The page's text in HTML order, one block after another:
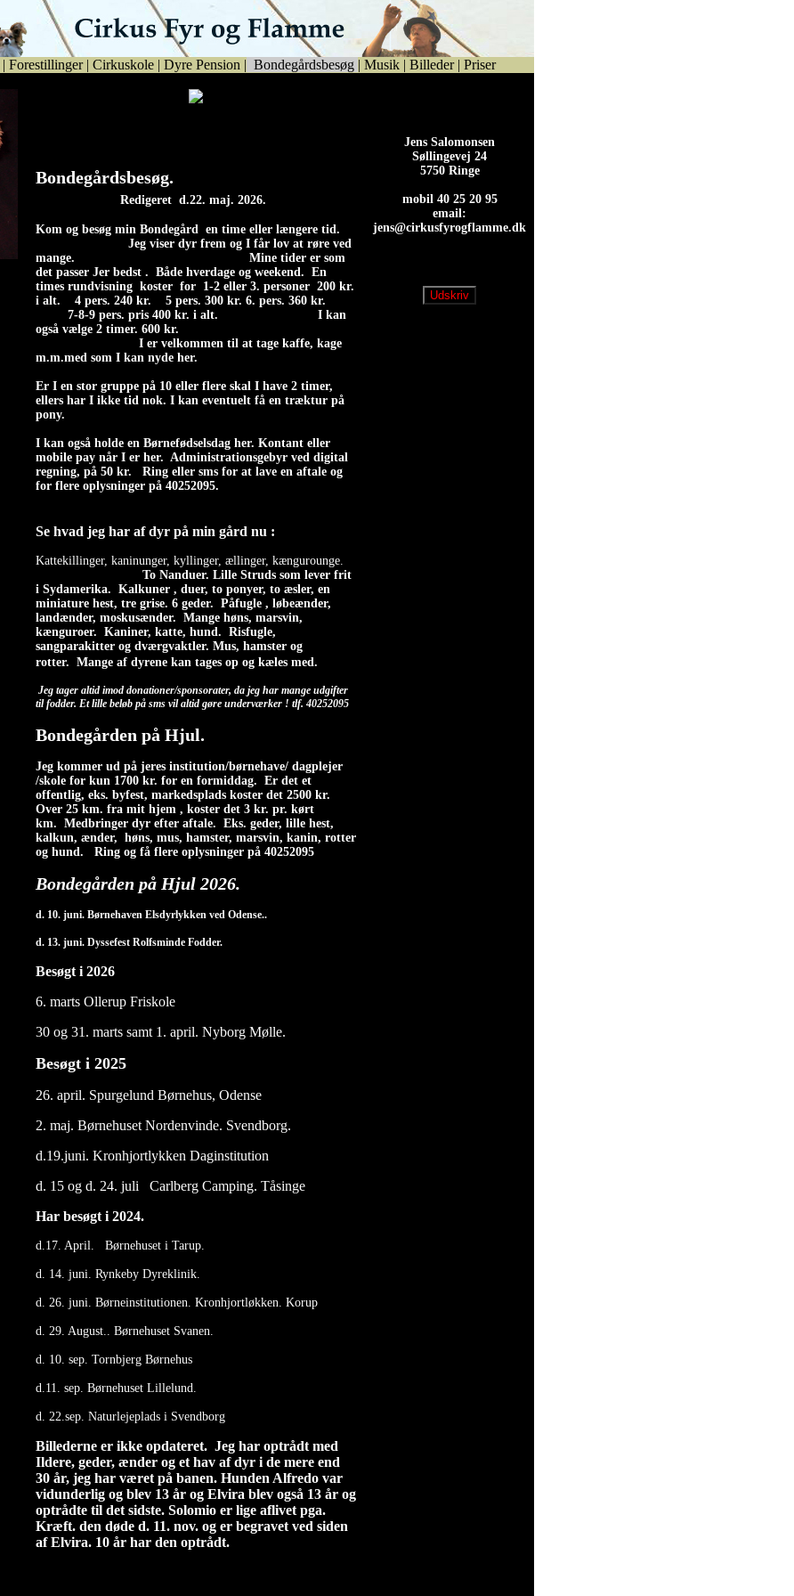
| Forestillinger | Cirkuskole | Dyre Pension | Bondegårdsbesøg | Musik | Billeder | Priser
Bondegårdsbesøg.
Redigeret d.22. maj. 2026.
Kom og besøg min Bondegård en time eller længere tid.
Jeg viser dyr frem og I får lov at røre ved
mange. Mine tider er som
det passer Jer bedst . Både hverdage og weekend. En
times rundvisning koster for 1-2 eller 3. personer 200 kr.
i alt. 4 pers. 240 kr. 5 pers. 300 kr. 6. pers. 360 kr.
7-8-9 pers. pris 400 kr. i alt. I kan
også vælge 2 timer. 600 kr.
I er velkommen til at tage kaffe, kage
m.m.med som I kan nyde her.
Er I en stor gruppe på 10 eller flere skal I have 2 timer,
ellers har I ikke tid nok. I kan eventuelt få en træktur på
pony.
I kan også holde en Børnefødselsdag her. Kontant eller
mobile pay når I er her. Administrationsgebyr ved digital
regning, på 50 kr. Ring eller sms for at lave en aftale og
for flere oplysninger på 40252095.
Se hvad jeg har af dyr på min gård nu :
Kattekillinger, kaninunger, kyllinger, ællinger, kængurounge.
To Nanduer. Lille Struds som lever frit
i Sydamerika. Kalkuner , duer, to ponyer, to æsler, en
miniature hest, tre grise. 6 geder. Påfugle , løbeænder,
landænder, moskusænder. Mange høns, marsvin,
kænguroer. Kaniner, katte, hund. Risfugle,
sangparakitter og dværgvaktler. Mus, hamster og
rotter. Mange af dyrene kan tages op og kæles med.
Jeg tager altid imod donationer/sponsorater, da jeg har mange udgifter
til fodder. Et lille beløb på sms vil altid gøre underværker ! tlf. 40252095
Bondegården på Hjul.
Jeg kommer ud på jeres institution/børnehave/ dagplejer
/skole for kun 1700 kr. for en formiddag. Er det et
offentlig, eks. byfest, markedsplads koster det 2500 kr.
Over 25 km. fra mit hjem , koster det 3 kr. pr. kørt
km. Medbringer dyr efter aftale. Eks. geder, lille hest,
kalkun, ænder, høns, mus, hamster, marsvin, kanin, rotter
og hund. Ring og få flere oplysninger på 40252095
Bondegården på Hjul 2026.
d. 10. juni. Børnehaven Elsdyrlykken ved Odense..
d. 13. juni. Dyssefest Rolfsminde Fodder.
Besøgt i 2026
6. marts Ollerup Friskole
30 og 31. marts samt 1. april. Nyborg Mølle.
Besøgt i 2025
26. april. Spurgelund Børnehus, Odense
2. maj. Børnehuset Nordenvinde. Svendborg.
d.19.juni. Kronhjortlykken Daginstitution
d. 15 og d. 24. juli Carlberg Camping. Tåsinge
Har besøgt i 2024.
d.17. April. Børnehuset i Tarup.
d. 14. juni. Rynkeby Dyreklinik.
d. 26. juni. Børneinstitutionen. Kronhjortløkken. Korup
d. 29. August.. Børnehuset Svanen.
d. 10. sep. Tornbjerg Børnehus
d.11. sep. Børnehuset Lillelund.
d. 22.sep. Naturlejeplads i Svendborg
Billederne er ikke opdateret. Jeg har optrådt med
Ildere, geder, ænder og et hav af dyr i de mere end
30 år, jeg har været på banen. Hunden Alfredo var
vidunderlig og blev 13 år og Elvira blev også 13 år og
optrådte til det sidste. Solomio er lige aflivet pga.
Kræft. den døde d. 11. nov. og er begravet ved siden
af Elvira. 10 år har den optrådt.
Jens Salomonsen
Søllingevej 24
5750 Ringe
mobil 40 25 20 95
email:
jens@cirkusfyrogflamme.dk